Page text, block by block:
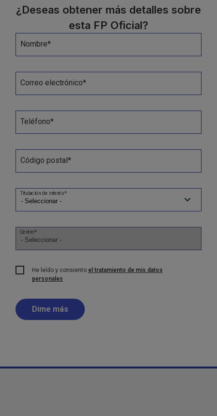
¿Deseas obtener más detalles sobre
esta FP Oficial?
Nombre*
Correo electrónico*
Teléfono*
Código postal*
Titulación de interés*
Centro*
He leído y consiento el tratamiento de mis datos
personales